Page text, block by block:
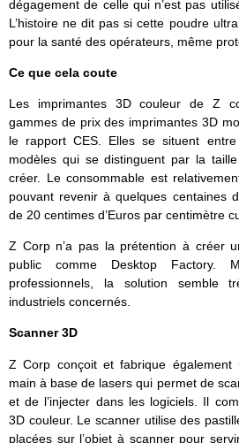
dégagement de celle qui n’est pas
L’histoire ne dit pas si cette poudre
pour la santé des opérateurs, même
Ce que cela coute
Les imprimantes 3D couleur de Z
gammes de prix des imprimantes 3D
le rapport CES. Elles se situent
modèles qui se distinguent par la
créer. Le consommable est
pouvant revenir à quelques centaines
de 20 centimes d’Euros par centimètre
Z Corp n’a pas la prétention à créer
public comme Desktop Factory.
professionnels, la solution semble
industriels concernés.
Scanner 3D
Z Corp conçoit et fabrique
main à base de lasers qui permet de
et de l’injecter dans les logiciels. Il
3D couleur. Le scanner utilise des
placées sur l’objet à scanner pour